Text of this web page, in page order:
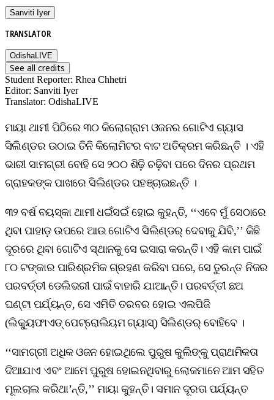
Sanviti Iyer
TRANSLATOR
OdishaLIVE
See all credits
Student Reporter: Rhea Chhetri
Editor: Sanviti Iyer
Translator: OdishaLIVE
ମାୟା ଥାମୀ ପିଠିରେ ୩୦ କିଲୋଗ୍ରାମ ଓଜନର ଗୋଟିଏ ଗ୍ୟାସ
ସିଲିଣ୍ଡର ଉଠାଇ ତିନି କିଲୋମିଟର ବାଟ ଅତିକ୍ରମ କରିଛନ୍ତି । ଏହି
ଭାରୀ ସାମଗ୍ରୀ ବୋହି ସେ ୨୦୦ ଶିଢ଼ି ଚଢ଼ିବା ପରେ ଦିନର ପ୍ରଥମ
ଗ୍ରାହକଙ୍କ ପାଖରେ ସିଲିଣ୍ଡର ପହଞ୍ଚାଇଛନ୍ତି ।
୩୨ ବର୍ଷ ବୟସ୍କା ଥାମୀ ଧଇଁସଇଁ ହୋଇ କୁହନ୍ତି, ‘‘ଏବେ ମୁଁ ସେଠାରେ
ଥିବା ପାହାଡ଼ ଉପରେ ଆଉ ଗୋଟିଏ ସିଲିଣ୍ଡର୍‌ ଦେବାକୁ ଯିବି,’’ କିଛି
ଦୂରରେ ଥିବା ଗୋଟିଏ ସ୍ଥାନକୁ ସେ ଇସାରା କରନ୍ତି। ଏହି କାମ ପାଇଁ
୮୦ ଟଙ୍କାର ପାରିଶ୍ରମିକ ଗ୍ରହଣ କରିବା ପରେ, ସେ ତୁରନ୍ତ ନିଜର
ପରବର୍ତ୍ତୀ ଡେଲିଭରୀ ପାଇଁ ବାହାରି ଯାଆନ୍ତି। ପରବର୍ତ୍ତୀ ଛଅ
ଘଣ୍ଟା ପର୍ଯ୍ୟନ୍ତ, ସେ ଏମିତି ତରବର ହୋଇ ଏଲପିଜି
(ଲିକ୍ୟୁଫାଏଡ୍‌ ପେଟ୍ରୋଲିୟମ ଗ୍ୟାସ୍‌) ସିଲିଣ୍ଡର୍‌ ବୋହିବେ ।
‘‘ସାମଗ୍ରୀ ଅଧିକ ଓଜନ ହୋଇଥିଲେ ପୁରୁଷ କୁଲିଙ୍କୁ ପ୍ରାଥମିକତା
ଦିଆଯାଏ ଏବଂ ଆମେ ପୁରୁଷ ହୋଇନଥିବାରୁ ଲୋକମାନେ ଆମ ସହିତ
ମୂଲଚାଲ କରିଥା’ନ୍ତି,’’ ମାୟା କୁହନ୍ତି। ସମାନ ଦୂରତା ପର୍ଯ୍ୟନ୍ତ